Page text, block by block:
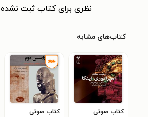
نظری برای کتاب ثبت
کتاب‌های مشابه
کتاب صوتی
کتاب صوتی